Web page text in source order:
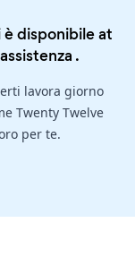
disponibile at
.
lavora giorno
Twenty Twelve
per te.